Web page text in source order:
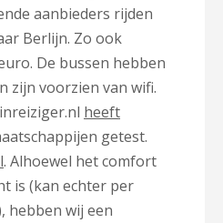
aanbieders rijden
Berlijn. Zo ook
De bussen hebben
zijn voorzien van wifi.
heeft
getest.
. Alhoewel het comfort
is (kan echter per
hebben wij een